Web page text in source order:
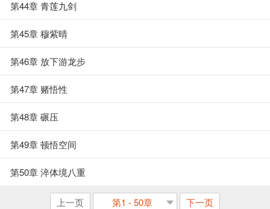
第44章 青莲九剑
第45章 穆紫晴
第46章 放下游龙步
第47章 赌悟性
第48章 碾压
第49章 顿悟空间
第50章 淬体境八重
上一页 第1 - 50章 下一页